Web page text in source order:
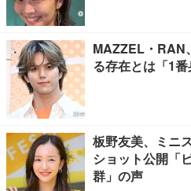
MAZZEL・RAN
る存在とは「1番
板野友美、ミニ
ショット公開「
群」の声